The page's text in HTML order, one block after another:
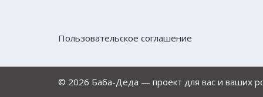
Пользовательское соглашение
© 2026 Баба-Деда — проект для вас и ваших